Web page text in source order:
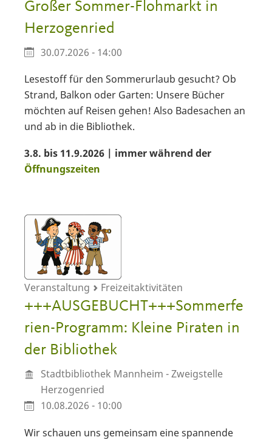
Großer Sommer-Flohmarkt in
Herzogenried
30.07.2026 - 14:00
Lesestoff für den Sommerurlaub gesucht? Ob
Strand, Balkon oder Garten: Unsere Bücher
möchten auf Reisen gehen! Also Badesachen an
und ab in die Bibliothek.
3.8. bis 11.9.2026 | immer während der
Öffnungszeiten
Veranstaltung Freizeitaktivitäten
+++AUSGEBUCHT+++Sommerfe
rien-Programm: Kleine Piraten in
der Bibliothek
Stadtbibliothek Mannheim - Zweigstelle
Herzogenried
10.08.2026 - 10:00
Wir schauen uns gemeinsam eine spannende